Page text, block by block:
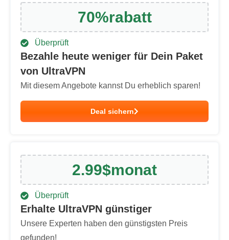
70%rabatt
Überprüft
Bezahle heute weniger für Dein Paket
von UltraVPN
Mit diesem Angebote kannst Du erheblich sparen!
Deal sichern
2.99$monat
Überprüft
Erhalte UltraVPN günstiger
Unsere Experten haben den günstigsten Preis
gefunden!